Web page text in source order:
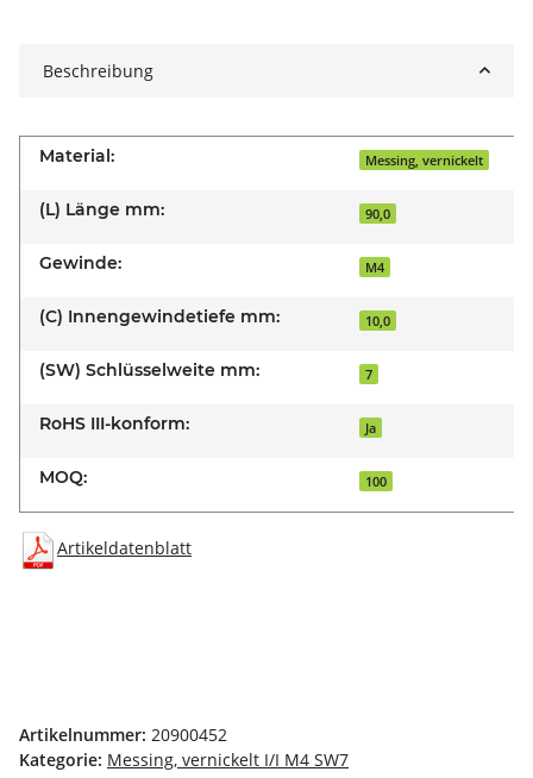
Beschreibung
Material: Messing, vernickelt
(L) Länge mm: 90,0
Gewinde: M4
(C) Innengewindetiefe mm: 10,0
(SW) Schlüsselweite mm: 7
RoHS III-konform: Ja
MOQ: 100
Artikeldatenblatt
Artikelnummer: 20900452
Kategorie: Messing, vernickelt I/I M4 SW7